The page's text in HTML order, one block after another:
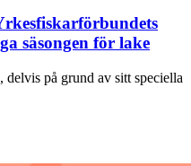
säsongen för lake
delvis på grund av sitt speciella